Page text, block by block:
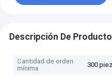
Descripción De Producto
Cantidad de orden
mínima
300